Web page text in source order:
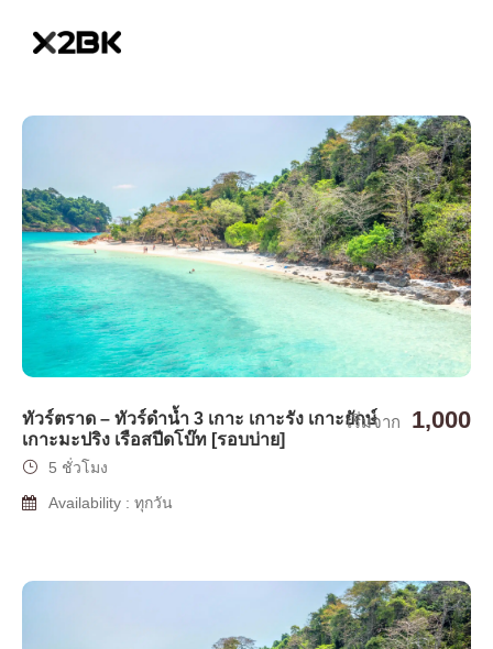
ทัวร์ตราด – ทัวร์ดำน้ำ 3 เกาะ เกาะรัง เกาะยักษ์
เกาะมะปริง เรือสปีดโบ๊ท [รอบบ่าย]
เริ่มจาก 1,000
5 ชั่วโมง
Availability : ทุกวัน